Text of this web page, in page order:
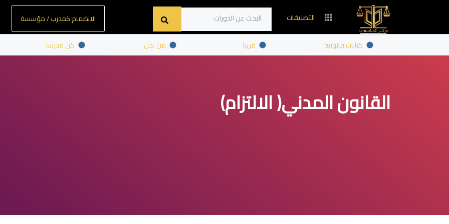
التصنيفات الانضمام كمدرب / مؤسسة
كتابات قانونية قريبا من نحن كن مدرسا
القانون المدني( الالتزام)